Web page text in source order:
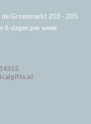
de Groenmarkt 203 - 205
6 dagen per week